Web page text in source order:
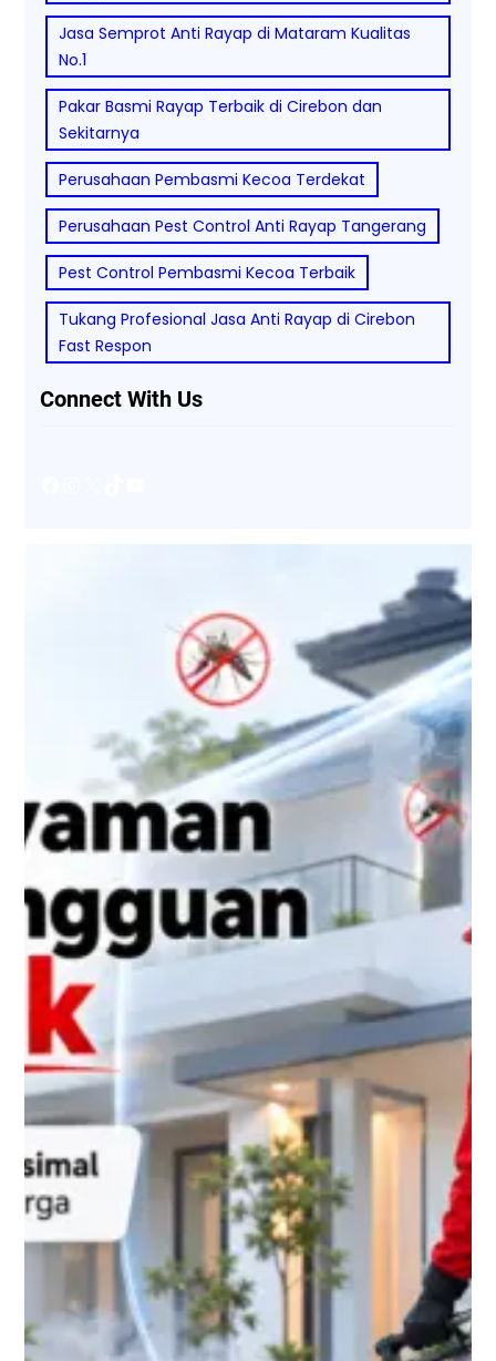
Jasa Semprot Anti Rayap di Mataram Kualitas
No.1
Pakar Basmi Rayap Terbaik di Cirebon dan
Sekitarnya
Perusahaan Pembasmi Kecoa Terdekat
Perusahaan Pest Control Anti Rayap Tangerang
Pest Control Pembasmi Kecoa Terbaik
Tukang Profesional Jasa Anti Rayap di Cirebon
Fast Respon
Connect With Us